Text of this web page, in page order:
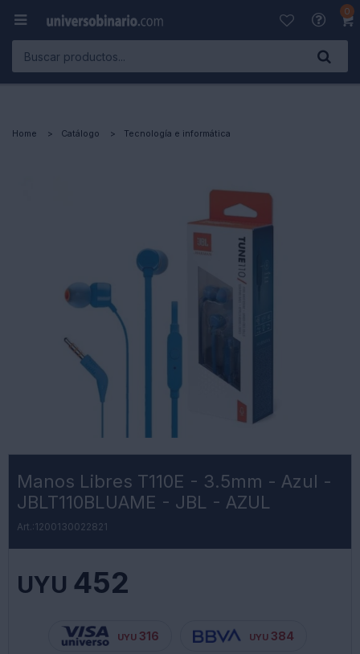
0

Home Catálogo Tecnología e informática
Manos Libres T110E - 3.5mm - Azul -
JBLT110BLUAME - JBL - AZUL
1200130022821
UYU 452
UYU 316 UYU 384